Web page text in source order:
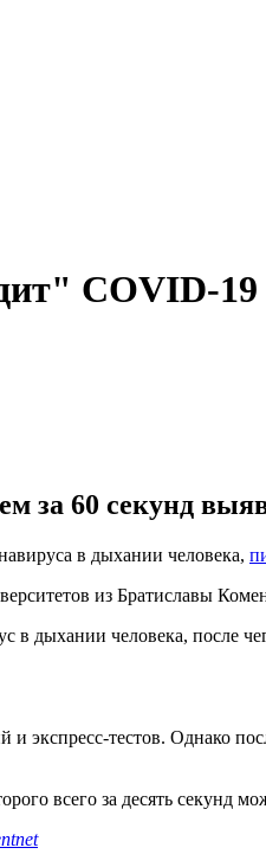
COVID-
за 60 секунд
в дыхании человека,
из Братиславы
в дыхании человека, после
тестов. Однако
всего за десять секунд